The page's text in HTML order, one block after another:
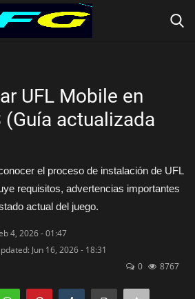
UFL Mobile en
actualizada
el proceso de instalación de UFL
requisitos, advertencias importantes
actual del juego.
4, 2026 - 01:47
Jun 16, 2026 - 18:31
0
8767